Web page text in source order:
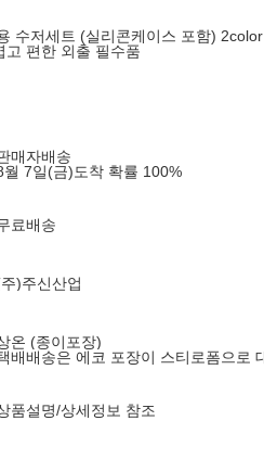
수저세트 (실리콘케이스 포함)
고 편한 외출 필수품
매자배송
월 7일(금)도착 확률 100%
료배송
)주신산업
온 (종이포장)
배배송은 에코 포장이 스티로폼으로
품설명/상세정보 참조